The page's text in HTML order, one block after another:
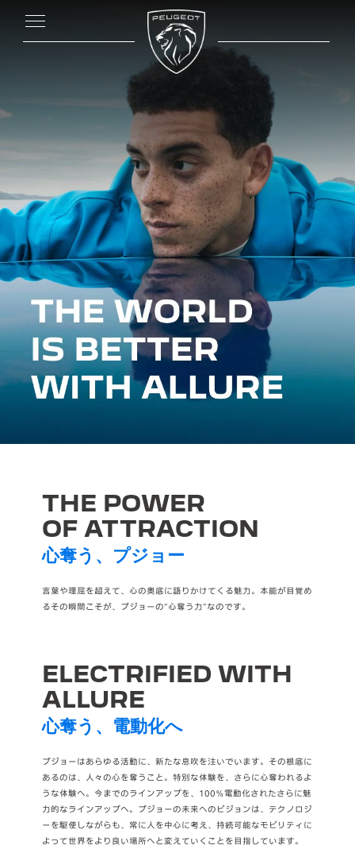
THE POWER
OF ATTRACTION
心奪う、プジョー
言葉や理屈を超えて、心の奥底に語りかけてくる魅力。本能が目覚め
るその瞬間こそが、プジョーの“心奪う力”なのです。
ELECTRIFIED WITH
ALLURE
心奪う、電動化へ
プジョーはあらゆる活動に、新たな息吹を注いでいます。その根底に
あるのは、人々の心を奪うこと。特別な体験を、さらに心奪われるよ
うな体験へ。今までのラインアップを、100％電動化されたさらに魅
力的なラインアップへ。プジョーの未来へのビジョンは、テクノロジ
ーを駆使しながらも、常に人を中心に考え、持続可能なモビリティに
よって世界をより良い場所へと変えていくことを目指しています。